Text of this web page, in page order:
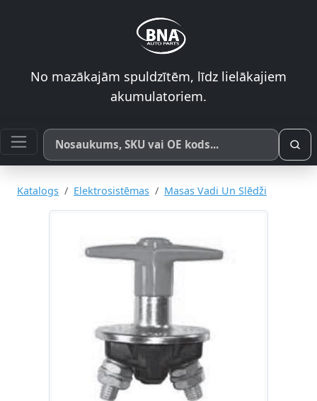
No mazākajām spuldzītēm, līdz lielākajiem
akumulatoriem.
Meklēt pēc produkta nosaukuma, SKU vai OE koda
Katalogs Elektrosistēmas Masas Vadi Un Slēdži